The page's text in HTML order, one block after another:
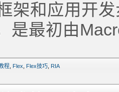
架和应用开
是最初由
程 Flex Flex技巧 RIA